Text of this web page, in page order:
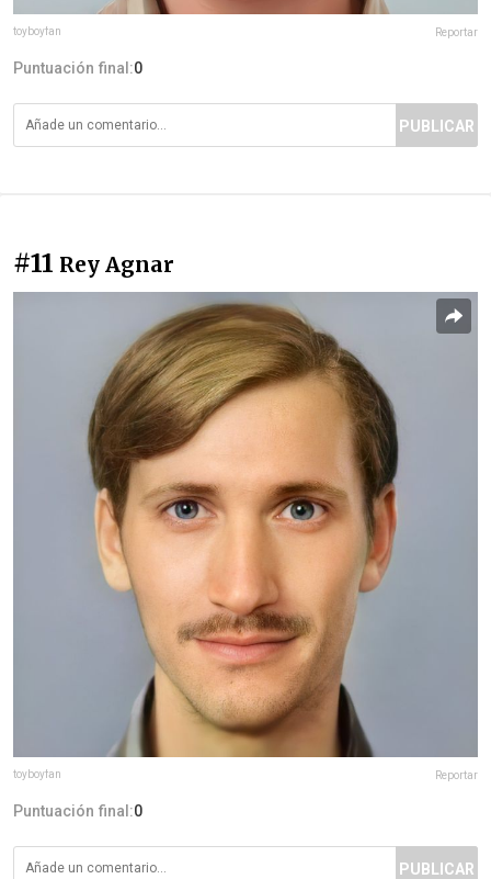
toyboyfan Reportar
Puntuación final:0
PUBLICAR
#11 Rey Agnar
toyboyfan Reportar
Puntuación final:0
PUBLICAR